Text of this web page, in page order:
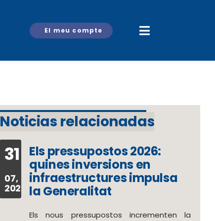
El meu compte
Noticias relacionadas
31
07,
2026
Els pressupostos 2026:
quines inversions en
infraestructures impulsa
la Generalitat
Els nous pressupostos incrementen la